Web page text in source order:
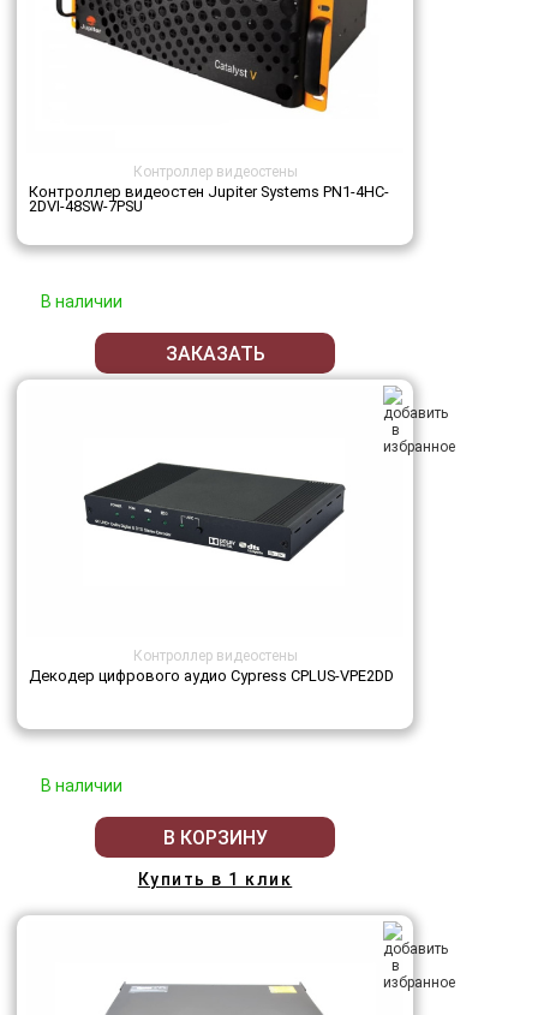
Контроллер видеостены
Контроллер видеостен Jupiter Systems PN1-4HC-
2DVI-48SW-7PSU
В наличии
ЗАКАЗАТЬ
Контроллер видеостены
Декодер цифрового аудио Cypress CPLUS-VPE2DD
В наличии
В КОРЗИНУ
Купить в 1 клик